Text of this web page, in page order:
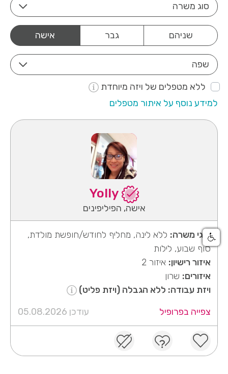
סוג משרה
אישה גבר שניהם
שפה
ללא מטפלים של ויזה מיוחדת
למידע נוסף על איתור מטפלים
אישה, הפיליפינים
סוגי משרה: ללא לינה, מחליף לחודש/חופשת מולדת,
סוף שבוע, לילות
איזור רישיון: איזור 2
איזורים: שרון
ויזת עבודה: ללא הגבלה (ויזת פליט)
צפייה בפרופיל
עודכן 05.08.2026